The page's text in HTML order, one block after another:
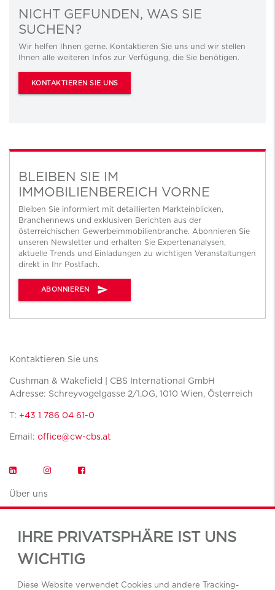
IHRE PRIVATSPHÄRE IST UNS
WICHTIG
Diese Website verwendet Cookies und andere Tracking-
NICHT GEFUNDEN, WAS SIE
SUCHEN?
Wir helfen Ihnen gerne. Kontaktieren Sie uns und wir stellen
Ihnen alle weiteren Infos zur Verfügung, die Sie benötigen.
KONTAKTIEREN SIE UNS
BLEIBEN SIE IM
IMMOBILIENBEREICH VORNE
Bleiben Sie informiert mit detaillierten Markteinblicken,
Branchennews und exklusiven Berichten aus der
österreichischen Gewerbeimmobilienbranche. Abonnieren Sie
unseren Newsletter und erhalten Sie Expertenanalysen,
aktuelle Trends und Einladungen zu wichtigen Veranstaltungen
direkt in Ihr Postfach.
ABONNIEREN send
Kontaktieren Sie uns
Cushman & Wakefield | CBS International GmbH
Adresse: Schreyvogelgasse 2/1.OG, 1010 Wien, Österreich
T: +43 1 786 04 61-0
Email: office@cw-cbs.at
Über uns
Standorte
Service Book